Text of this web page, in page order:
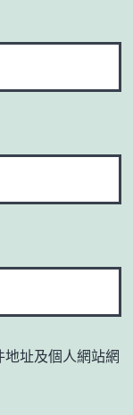
址及個人網站網